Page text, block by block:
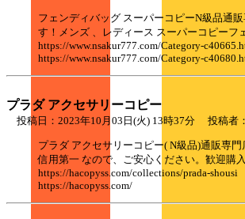
フェンディバッグ スーパーコピーN級品通
す！メンズ 、レディース スーパーコピーフ
https://www.nsakur777.com/Category-
https://www.nsakur777.com/Category-
プラダ アクセサリーコピー
投稿日：2023年10月03日(火) 13時37分 投稿者：
プラダ アクセサリーコピー( N級品)通販専
信用第一 なので、ご安心ください。歓迎購入
https://hacopyss.com/collections/prada-shousi
https://hacopyss.com/